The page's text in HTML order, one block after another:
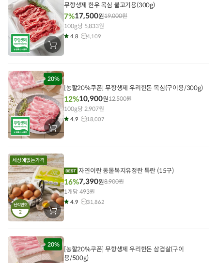
장
바
에
담
기
무항생제 한우 목심 불고기용(300g)
7%17,500원19,000원
100g당 5,833원
4.8 4,109
20%
장
바
에
담
기
[농할20%쿠폰] 무항생제 우리한돈 목심(구이용/300g)
12%10,900원12,500원
100g당 2,907원
4.9 18,007
난각번호
2 장
바
에
담
기
자연이란 동물복지유정란 특란 (15구)
16%7,390원8,900원
1개당 493원
4.9 31,862
20%
[농할20%쿠폰] 무항생제 우리한돈 삼겹살(구이
용/500g)